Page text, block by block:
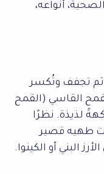
أنواعه،
ثم تجفف وتُكسر
القاسي (القمح
لذيذة. نظرًا
طهيه قصير
البني أو الكينوا.